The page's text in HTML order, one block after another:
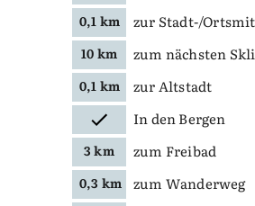
0,1 km zur Stadt-/
10 km zum nächsten
0,1 km zur Altstadt
In den Bergen
3 km zum Freibad
0,3 km zum Wanderweg